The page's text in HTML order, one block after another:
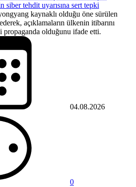
tehdit uyarısına sert tepki
kaynaklı olduğu öne sürülen
açıklamaların ülkenin itibarını
propaganda olduğunu ifade etti.
04.08.2026
0